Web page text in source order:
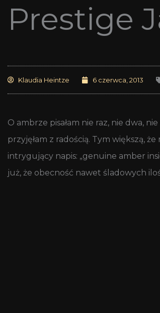
Prestige
Klaudia Heintze 6 czerwca, 2013
O ambrze pisałam nie raz, nie dwa,
przyjęłam z radością. Tym większą,
intrygujący napis: „genuine amber
już, że obecność nawet śladowych